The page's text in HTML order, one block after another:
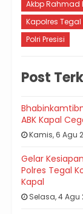
Akbp Rahmad
Kapolres Tegal
Polri Presisi
Post
ABK Kapal
Kamis, 6 Agu
Gelar
Polres Tegal
Kapal
Selasa, 4 Agu